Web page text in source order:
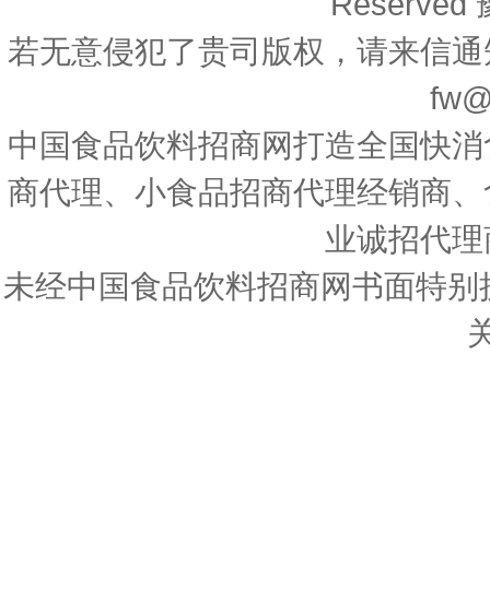
若无意侵犯了贵司版权，请来信
中国食品饮料招商网打造全国快
商代理、小食品招商代理经销商
业诚招代
未经中国食品饮料招商网书面特